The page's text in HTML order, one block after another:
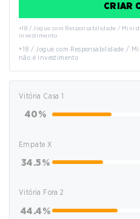
CRIAR
+18 / Jogue com Responsabilidade /
investimento
+18 / Jogue com Responsabilidade /
não é investimento
Vitória Casa 1
40%
Empate X
34.5%
Vitória Fora 2
44.4%